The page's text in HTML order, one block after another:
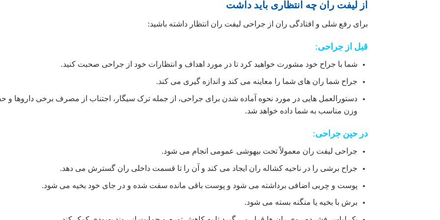
از لیفت ران چه انتظاری باید داشت
برای رفع شلی و افتادگی ران از جراحی لیفت ران انتظار داشته باشید:
قبل از جراحی:
شما با جراح خود مشورت خواهید کرد تا در مورد اهداف و انتظارات خود از جراحی صحبت کنید.
جراح شما ران های شما را معاینه می کند و اندازه گیری می کند.
دستورالعمل هایی در مورد نحوه آماده شدن برای جراحی، از جمله ترک سیگار، اجتناب از مصرف برخی داروها و
وزن مناسب به شما داده خواهد شد.
در حین جراحی:
جراحی لیفت ران معمولاً تحت بیهوشی عمومی انجام می شود.
جراح برشی را در ناحیه کشاله ران ایجاد می کند و آن را تا قسمت داخلی ران گسترش می دهد.
پوست و چربی اضافی برداشته می شود و پوست باقی مانده سفت شده و در جای خود بخیه می شود.
برش با بخیه یا منگنه بسته می شود.